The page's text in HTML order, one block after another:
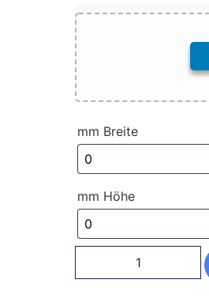
mm Breite
mm Höhe